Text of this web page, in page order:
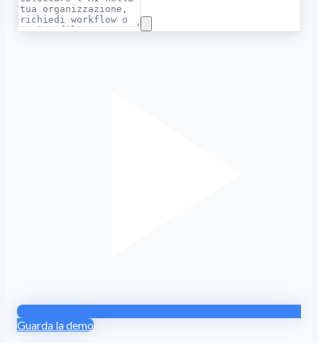
Guarda la demo